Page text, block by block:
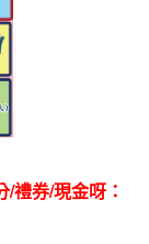
禮券/現金呀：